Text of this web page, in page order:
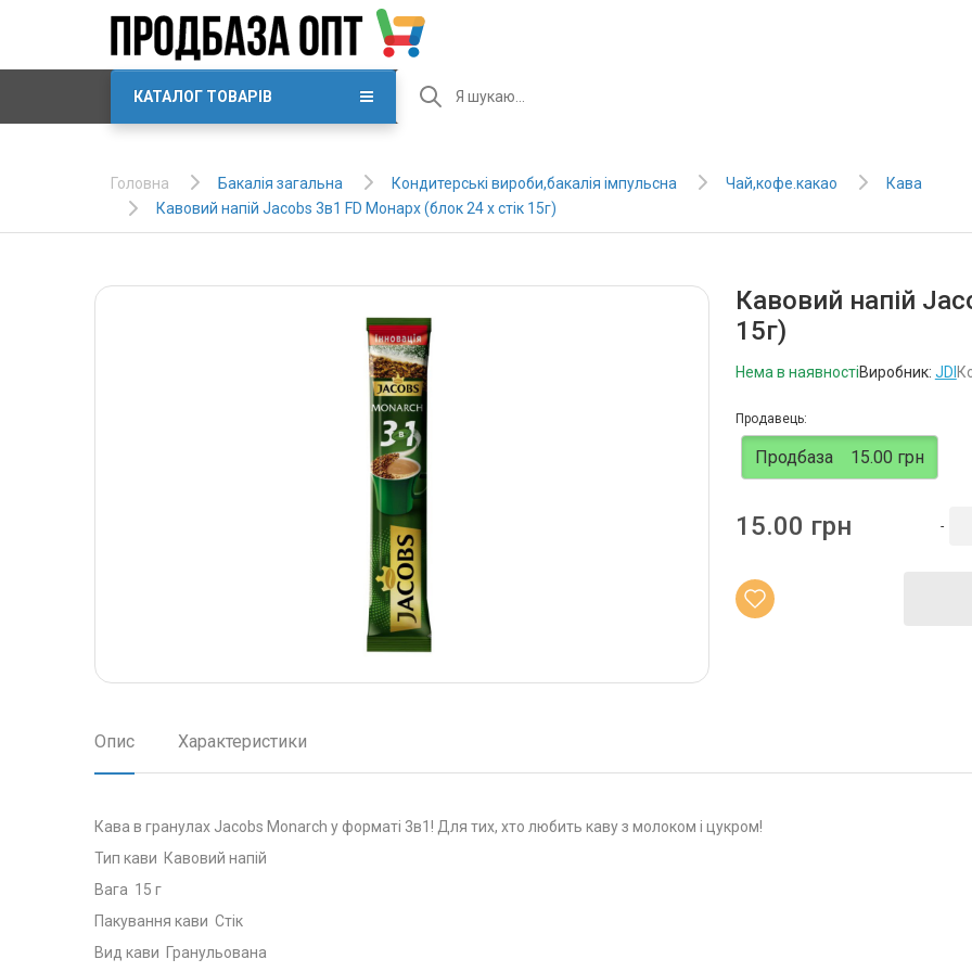
КАТАЛОГ ТОВАРІВ
Головна Бакалія загальна Кондитерські вироби,бакалія імпульсна Чай,кофе.какао
Кава
Кавовий напій Jacobs 3в1 FD Монарх (блок 24 x стік 15г)
Кавовий напій
15г)
Нема в наявностіВиробник: JDI
Продавець:
Продбаза 15.00 грн
15.00 грн -
Опис Характеристики
Кава в гранулах Jacobs Monarch у форматі 3в1! Для тих, хто любить каву з молоком і цукром!
Тип кави Кавовий напій
Вага 15 г
Пакування кави Стік
Вид кави Гранульована